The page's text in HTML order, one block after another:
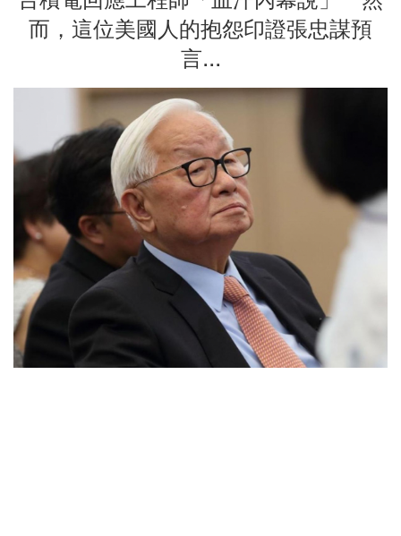
而，這位美國人的抱怨印證張忠謀預
言...